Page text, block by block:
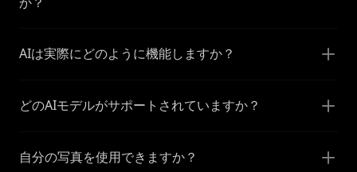
AIは実際にどのように機能しますか？
どのAIモデルがサポートされていますか？
自分の写真を使用できますか？